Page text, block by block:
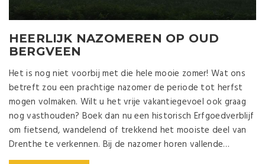
HEERLIJK NAZOMEREN OP OUD
BERGVEEN
Het is nog niet voorbij met die hele mooie zomer! Wat ons
betreft zou een prachtige nazomer de periode tot herfst
mogen volmaken. Wilt u het vrije vakantiegevoel ook graag
nog vasthouden? Boek dan nu een historisch Erfgoedverblijf
om fietsend, wandelend of trekkend het mooiste deel van
Drenthe te verkennen. Bij de nazomer horen vallende…